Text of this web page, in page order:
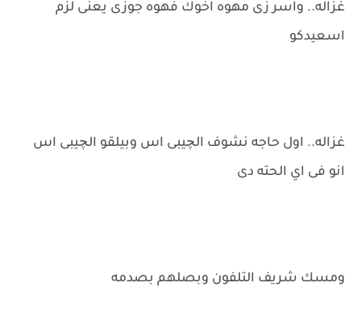
غزاله.. واسر زى مهوه اخوك فهوه جوزى يعنى لزم
اسعيدكو
غزاله.. اول حاجه نشوف الچيبى اس وبيلقو الچيبى اس
انو فى اي الحته دى
ومسك شريف التلفون وبصلهم بصدمه